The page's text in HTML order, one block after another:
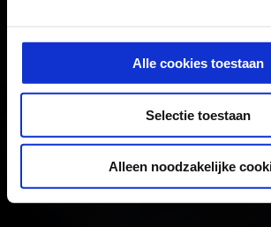
Alle cookies toestaan
Selectie toestaan
Alleen noodzakelijke